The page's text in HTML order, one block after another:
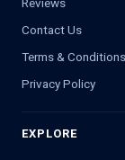
Reviews
Contact Us
Terms & Conditions
Privacy Policy
EXPLORE